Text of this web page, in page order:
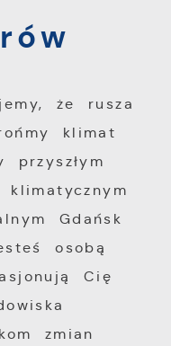
że rusza
klimat
przyszłym
Gdańsk
osobą
Cię
zmian
poprzez
indywidualnych
pliki cookies
ilości
do Twoich
na uzyskanie
oraz
są nasze
nam na
pod
wśród
cookies
informacje i
partnerów.